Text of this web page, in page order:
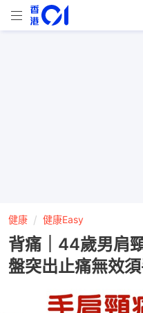
健康 健康Easy
背痛｜44歲男肩
盤突出止痛無效